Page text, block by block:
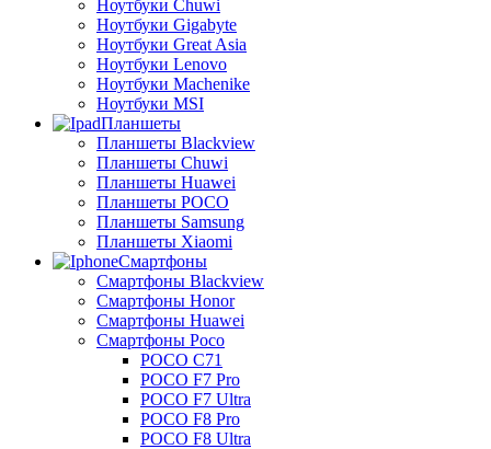
Ноутбуки Chuwi
Ноутбуки Gigabyte
Ноутбуки Great Asia
Ноутбуки Lenovo
Ноутбуки Machenike
Ноутбуки MSI
Планшеты
Планшеты Blackview
Планшеты Chuwi
Планшеты Huawei
Планшеты POCO
Планшеты Samsung
Планшеты Xiaomi
Смартфоны
Смартфоны Blackview
Смартфоны Honor
Смартфоны Huawei
Смартфоны Poco
POCO C71
POCO F7 Pro
POCO F7 Ultra
POCO F8 Pro
POCO F8 Ultra